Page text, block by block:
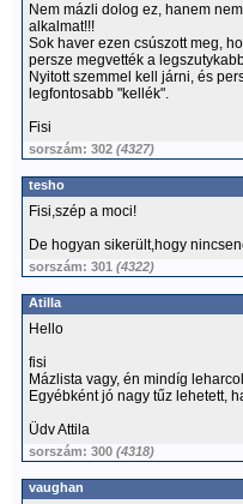
Nem mázli dolog ez, hanem
alkalmat!!!
Sok haver ezen csúszott meg,
persze megvették a
Nyitott szemmel kell járni, és
legfontosabb "kellék".
Fisi
sorszám: 302 (4327)
tesho
Fisi,szép a moci!
De hogyan sikerült,hogy
sorszám: 301 (4322)
Atilla
Hello
fisi
Mázlista vagy, én mindíg
Egyébként jó nagy tűz lehetett,
Üdv Attila
sorszám: 300 (4318)
vaughan